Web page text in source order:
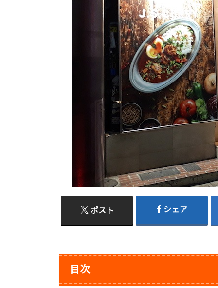
ポスト シェア
目次